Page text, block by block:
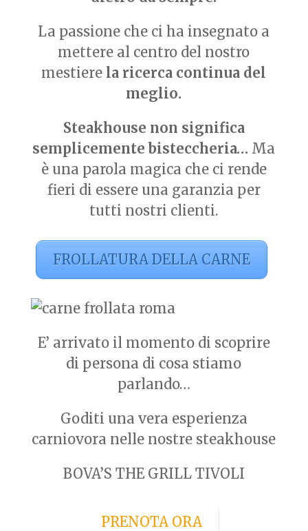
La passione che ci ha insegnato a
mettere al centro del nostro
mestiere la ricerca continua del
meglio.
Steakhouse non significa
semplicemente bisteccheria… Ma
è una parola magica che ci rende
fieri di essere una garanzia per
tutti nostri clienti.
FROLLATURA DELLA CARNE
E’ arrivato il momento di scoprire
di persona di cosa stiamo
parlando…
Goditi una vera esperienza
carniovora nelle nostre steakhouse
BOVA’S THE GRILL TIVOLI
PRENOTA ORA